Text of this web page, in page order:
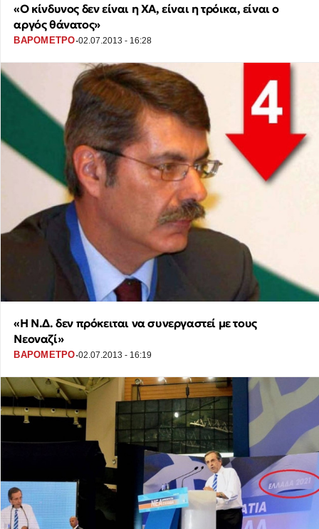
«Ο κίνδυνος δεν είναι η ΧΑ, είναι η τρόικα, είναι ο
αργός θάνατος»
ΒΑΡΟΜΕΤΡΟ·02.07.2013 - 16:28
«Η Ν.Δ. δεν πρόκειται να συνεργαστεί με τους
Νεοναζί»
ΒΑΡΟΜΕΤΡΟ·02.07.2013 - 16:19